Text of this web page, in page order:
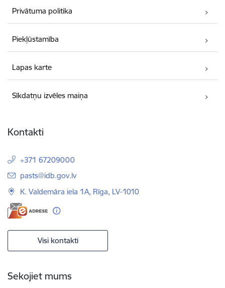
Privātuma politika
Piekļūstamība
Lapas karte
Sīkdatņu izvēles maiņa
Kontakti
+371 67209000
E-pasts:
pasts@idb.gov.lv
K. Valdemāra iela 1A, Rīga, LV-1010
Visi kontakti
Sekojiet mums